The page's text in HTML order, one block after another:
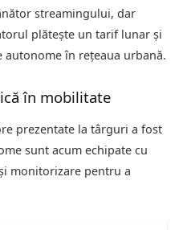
streamingului, dar
plătește un tarif lunar și
autonome în rețeaua urbană.
în mobilitate
prezentate la târguri a fost
sunt acum echipate cu
monitorizare pentru a